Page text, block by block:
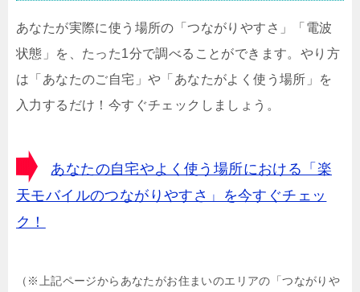
あなたが実際に使う場所の「つながりやすさ」「電波
状態」を、たった1分で調べることができます。やり方
は「あなたのご自宅」や「あなたがよく使う場所」を
入力するだけ！今すぐチェックしましょう。
あなたの自宅やよく使う場所における「楽
天モバイルのつながりやすさ」を今すぐチェッ
ク！
（※上記ページからあなたがお住まいのエリアの「つながりや